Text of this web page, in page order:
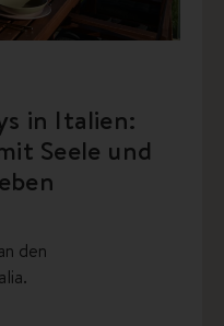
in Italien:
Seele und
den